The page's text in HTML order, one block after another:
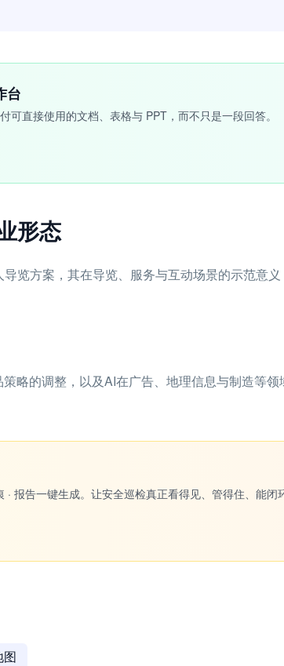
台
可直接使用的文档、表格与 PPT，而不只是一段回答。
形态
览方案，其在导览、服务与互动场景的示范意
略的调整，以及AI在广告、地理信息与制造等
报告一键生成。让安全巡检真正看得见、管得住、能闭
图